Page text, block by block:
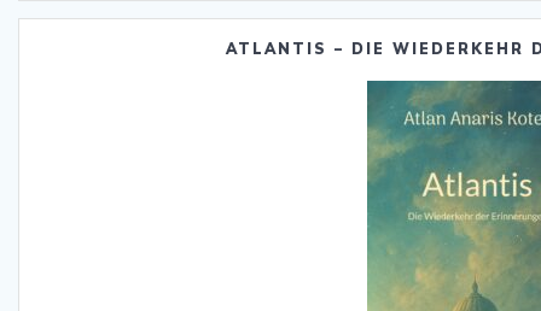
ATLANTIS – DIE WIEDERKEHR